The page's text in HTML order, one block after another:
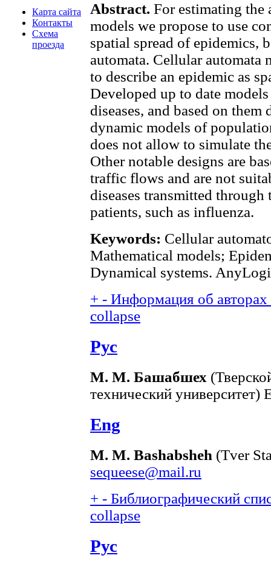
Карта сайта
Контакты
Схема
проезда
Abstract. For estimating the
models we propose to use
spatial spread of epidemics,
automata. Cellular automata
to describe an epidemic as
Developed up to date
diseases, and based on
dynamic models of
does not allow to simulate
Other notable designs are
traffic flows and are not
diseases transmitted
patients, such as influenza.
Keywords: Cellular
Mathematical models;
Dynamical systems.
+ - Информация об
collapse
Рус
М. М. Башабшех
технический университет)
Eng
M. M. Bashabsheh (Tver
sequeese@mail.ru
+ - Библиографический
collapse
Рус